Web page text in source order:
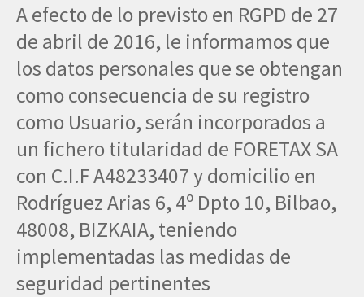
A efecto de lo previsto en RGPD de 27
de abril de 2016, le informamos que
los datos personales que se obtengan
como consecuencia de su registro
como Usuario, serán incorporados a
un fichero titularidad de FORETAX SA
con C.I.F A48233407 y domicilio en
Rodríguez Arias 6, 4º Dpto 10, Bilbao,
48008, BIZKAIA, teniendo
implementadas las medidas de
seguridad pertinentes